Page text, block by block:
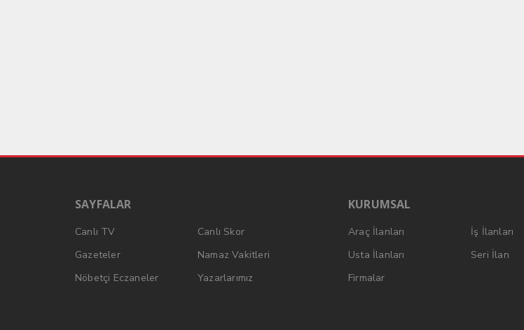
SAYFALAR
Canlı TV
Canlı Skor
Gazeteler
Namaz Vakitleri
Nöbetçi Eczaneler
Yazarlarımız
KURUMSAL
Araç İlanları
İş İlanları
Usta İlanları
Seri İlan
Firmalar